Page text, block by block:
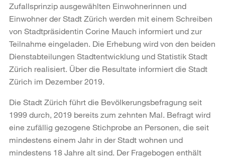
Zufallsprinzip ausgewählten Einwohnerinnen und
Einwohner der Stadt Zürich werden mit einem Schreiben
von Stadtpräsidentin Corine Mauch informiert und zur
Teilnahme eingeladen. Die Erhebung wird von den beiden
Dienstabteilungen Stadtentwicklung und Statistik Stadt
Zürich realisiert. Über die Resultate informiert die Stadt
Zürich im Dezember 2019.
Die Stadt Zürich führt die Bevölkerungsbefragung seit
1999 durch, 2019 bereits zum zehnten Mal. Befragt wird
eine zufällig gezogene Stichprobe an Personen, die seit
mindestens einem Jahr in der Stadt wohnen und
mindestens 18 Jahre alt sind. Der Fragebogen enthält